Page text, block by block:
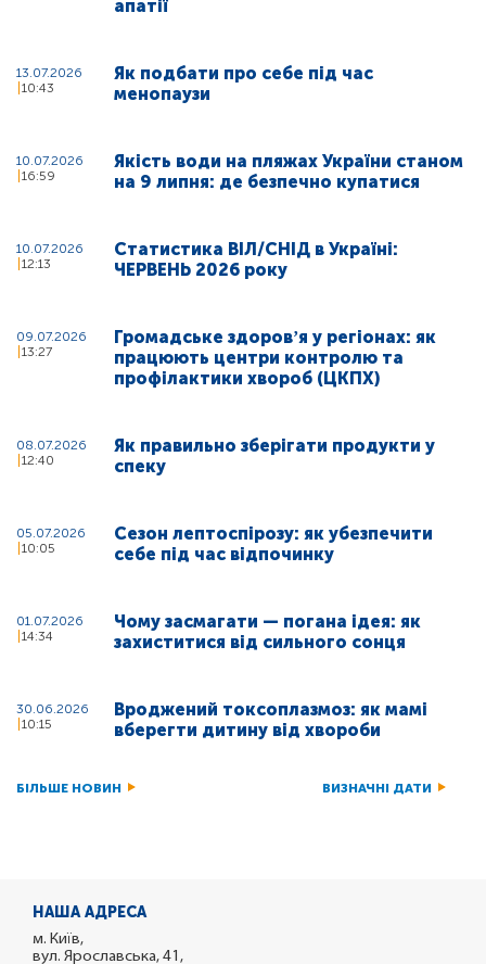
апатії
13.07.2026
10:43
Як подбати про себе під час
менопаузи
10.07.2026
16:59
Якість води на пляжах України станом
на 9 липня: де безпечно купатися
10.07.2026
12:13
Статистика ВІЛ/СНІД в Україні:
ЧЕРВЕНЬ 2026 року
09.07.2026
13:27
Громадське здоровʼя у регіонах: як
працюють центри контролю та
профілактики хвороб (ЦКПХ)
08.07.2026
12:40
Як правильно зберігати продукти у
спеку
05.07.2026
10:05
Сезон лептоспірозу: як убезпечити
себе під час відпочинку
01.07.2026
14:34
Чому засмагати — погана ідея: як
захиститися від сильного сонця
30.06.2026
10:15
Вроджений токсоплазмоз: як мамі
вберегти дитину від хвороби
БІЛЬШЕ НОВИН ВИЗНАЧНІ ДАТИ
НАША АДРЕСА
м. Київ,
вул. Ярославська, 41,